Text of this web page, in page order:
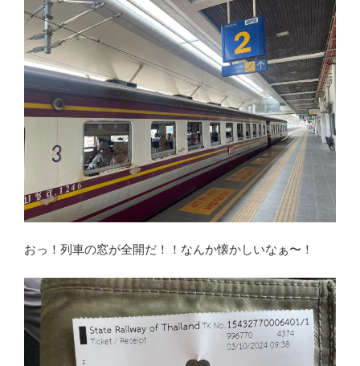
おっ！列車の窓が全開だ！！なんか懐かしいなぁ〜！